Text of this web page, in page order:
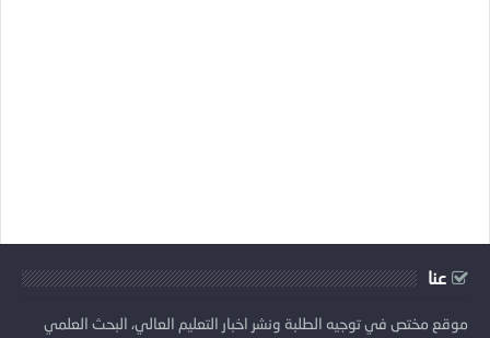
عنا
موقع مختص في توجيه الطلبة ونشر اخبار التعليم العالي، البحث العلمي